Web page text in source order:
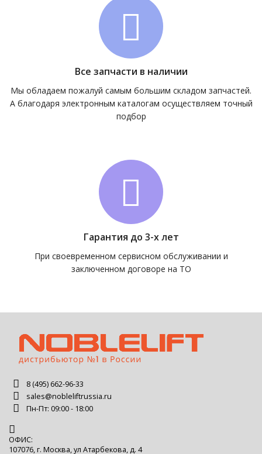
Все запчасти в наличии
Мы обладаем пожалуй самым большим складом запчастей.
А благодаря электронным каталогам осуществляем точный
подбор
Гарантия до 3-х лет
При своевременном сервисном обслуживании и
заключенном договоре на ТО
8 (495) 662-96-33
sales@nobleliftrussia.ru
Пн-Пт: 09:00 - 18:00
ОФИС:
107076, г. Москва, ул Атарбекова, д. 4